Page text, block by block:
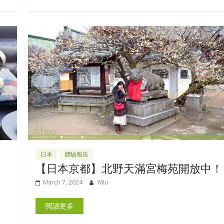
日本 體驗報告
【日本京都】北野天滿宮梅苑開放中！
March 7, 2024 Miu
閱讀更多